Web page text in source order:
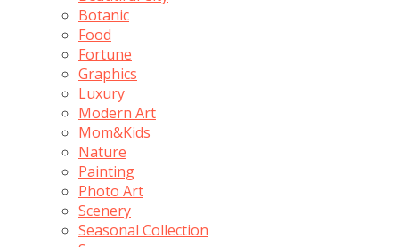
Botanic
Food
Fortune
Graphics
Luxury
Modern Art
Mom&Kids
Nature
Painting
Photo Art
Scenery
Seasonal Collection